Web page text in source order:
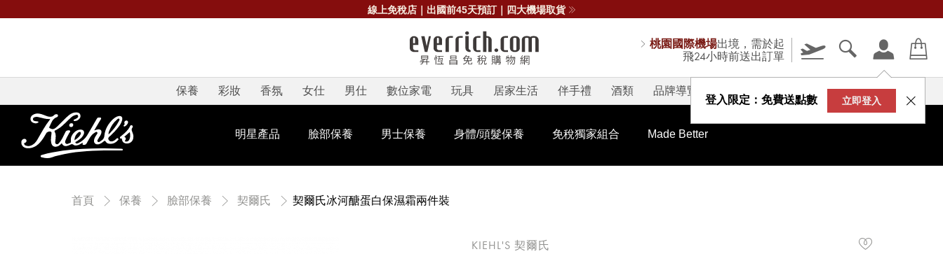
線上免稅店｜出國前45天預訂｜四大機場取貨
桃園國際機場出境，需於起
飛24小時前送出訂單
登入限定：免費送點數 立即登入
保養 彩妝 香氛 女仕 男仕 數位家電 玩具 居家生活 伴手禮 酒類 品牌導覽 V-STORY
明星產品 臉部保養 男士保養 身體/頭髮保養 免稅獨家組合 Made Better
首頁 保養 臉部保養 契爾氏 契爾氏冰河醣蛋白保濕霜兩件裝
KIEHL'S 契爾氏